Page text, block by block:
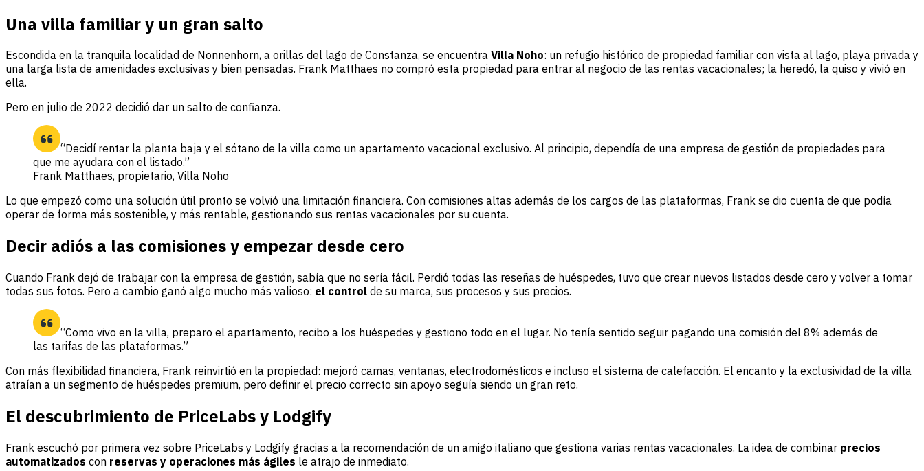
Una villa familiar y un gran salto
Escondida en la tranquila localidad de Nonnenhorn, a orillas del lago de Constanza, se encuentra Villa Noho: un refugio histórico de propiedad familiar con vista al lago, playa privada y
una larga lista de amenidades exclusivas y bien pensadas. Frank Matthaes no compró esta propiedad para entrar al negocio de las rentas vacacionales; la heredó, la quiso y vivió en
ella.
Pero en julio de 2022 decidió dar un salto de confianza.
“Decidí rentar la planta baja y el sótano de la villa como un apartamento vacacional exclusivo. Al principio, dependía de una empresa de gestión de propiedades para
que me ayudara con el listado.”
Frank Matthaes, propietario, Villa Noho
Lo que empezó como una solución útil pronto se volvió una limitación financiera. Con comisiones altas además de los cargos de las plataformas, Frank se dio cuenta de que podía
operar de forma más sostenible, y más rentable, gestionando sus rentas vacacionales por su cuenta.
Decir adiós a las comisiones y empezar desde cero
Cuando Frank dejó de trabajar con la empresa de gestión, sabía que no sería fácil. Perdió todas las reseñas de huéspedes, tuvo que crear nuevos listados desde cero y volver a tomar
todas sus fotos. Pero a cambio ganó algo mucho más valioso: el control de su marca, sus procesos y sus precios.
“Como vivo en la villa, preparo el apartamento, recibo a los huéspedes y gestiono todo en el lugar. No tenía sentido seguir pagando una comisión del 8% además de
las tarifas de las plataformas.”
Con más flexibilidad financiera, Frank reinvirtió en la propiedad: mejoró camas, ventanas, electrodomésticos e incluso el sistema de calefacción. El encanto y la exclusividad de la villa
atraían a un segmento de huéspedes premium, pero definir el precio correcto sin apoyo seguía siendo un gran reto.
El descubrimiento de PriceLabs y Lodgify
Frank escuchó por primera vez sobre PriceLabs y Lodgify gracias a la recomendación de un amigo italiano que gestiona varias rentas vacacionales. La idea de combinar precios
automatizados con reservas y operaciones más ágiles le atrajo de inmediato.